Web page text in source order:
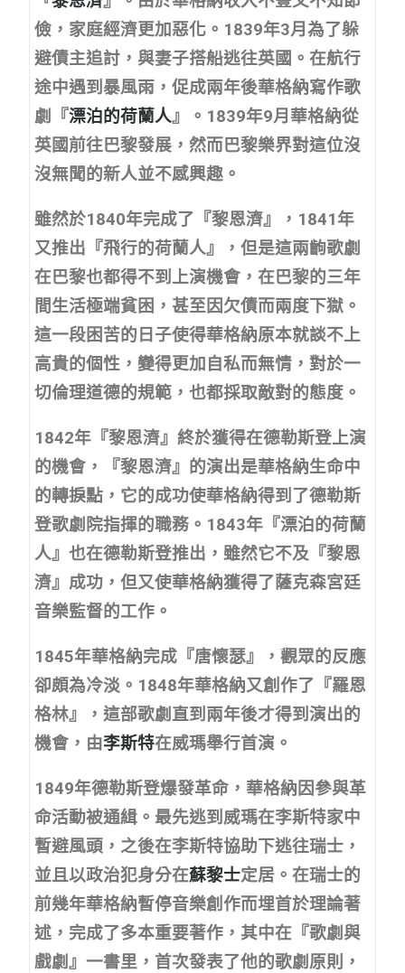
儉，家庭經濟更加惡化。1839年3月為了躲
避債主追討，與妻子搭船逃往英國。在航行
途中遇到暴風雨，促成兩年後華格納寫作歌
劇『漂泊的荷蘭人』。1839年9月華格納從
英國前往巴黎發展，然而巴黎樂界對這位沒
沒無聞的新人並不感興趣。
雖然於1840年完成了『黎恩濟』，1841年
又推出『飛行的荷蘭人』，但是這兩齣歌劇
在巴黎也都得不到上演機會，在巴黎的三年
間生活極端貧困，甚至因欠債而兩度下獄。
這一段困苦的日子使得華格納原本就談不上
高貴的個性，變得更加自私而無情，對於一
切倫理道德的規範，也都採取敵對的態度。
1842年『黎恩濟』終於獲得在德勒斯登上演
的機會，『黎恩濟』的演出是華格納生命中
的轉捩點，它的成功使華格納得到了德勒斯
登歌劇院指揮的職務。1843年『漂泊的荷蘭
人』也在德勒斯登推出，雖然它不及『黎恩
濟』成功，但又使華格納獲得了薩克森宮廷
音樂監督的工作。
1845年華格納完成『唐懷瑟』，觀眾的反應
卻頗為冷淡。1848年華格納又創作了『羅恩
格林』，這部歌劇直到兩年後才得到演出的
機會，由李斯特在威瑪舉行首演。
1849年德勒斯登爆發革命，華格納因參與革
命活動被通緝。最先逃到威瑪在李斯特家中
暫避風頭，之後在李斯特協助下逃往瑞士，
並且以政治犯身分在蘇黎士定居。在瑞士的
前幾年華格納暫停音樂創作而埋首於理論著
述，完成了多本重要著作，其中在『歌劇與
戲劇』一書里，首次發表了他的歌劇原則，